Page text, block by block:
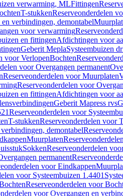
verwarming, MLFittingen
T-stukkenReserveonderdelen
verbindingen, demontabel
voor verwarming
en fittingenAfdichtingen voor
Geberit MeplaSysteembuizen
voor VerlopenBochten
voor Overgangen permanent
Reserveonderdelen voor Muurplaten
Reserveonderdelen voor
en fittingenAfdichtingen voor
Geberit Mapress rvs
Reserveonderdelen voor
T-stukkenReserveonderdelen voor
demontabel
Muurplaten
SokkenReserveonderdelen
permanent
voor Eindkappen
voor Systeembuizen 1.4401
Reserveonderdelen voor
voor Overgangen en